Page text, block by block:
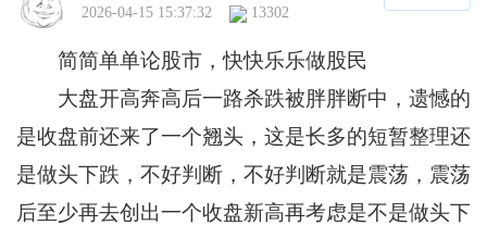
2026-04-15 15:37:32
13302
简简单单论股市，快快乐乐做股民
大盘开高奔高后一路杀跌被胖胖断中，遗憾的
是收盘前还来了一个翘头，这是长多的短暂整理还
是做头下跌，不好判断，不好判断就是震荡，震荡
后至少再去创出一个收盘新高再考虑是不是做头下